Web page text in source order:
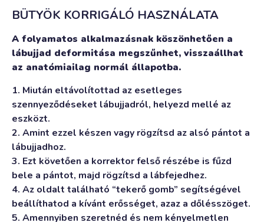
BÜTYÖK KORRIGÁLÓ HASZNÁLATA
A folyamatos alkalmazásnak köszönhetően a
lábujjad deformitása megszűnhet, visszaállhat
az anatómiailag normál állapotba.
1. Miután eltávolítottad az esetleges
szennyeződéseket lábujjadról, helyezd mellé az
eszközt.
2. Amint ezzel készen vagy rögzítsd az alsó pántot a
lábujjadhoz.
3. Ezt követően a korrektor felső részébe is fűzd
bele a pántot, majd rögzítsd a lábfejedhez.
4. Az oldalt található “tekerő gomb” segítségével
beállíthatod a kívánt erősséget, azaz a dőlésszöget.
5. Amennyiben szeretnéd és nem kényelmetlen